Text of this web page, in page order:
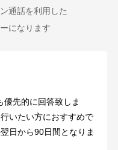
通話を利用した
になります
先的に回答致しま
いたい方におすすめで
日から90日間となりま